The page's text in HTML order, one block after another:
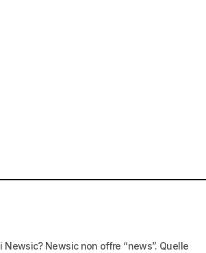
Newsic? Newsic non offre “news”. Quelle